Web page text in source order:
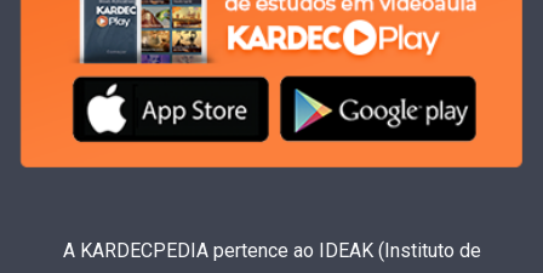
A KARDECPEDIA pertence ao IDEAK (Instituto de